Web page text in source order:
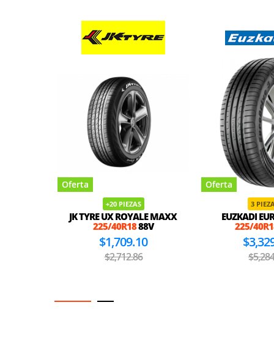
Oferta
+20 PIEZAS
JK TYRE UX ROYALE MAXX
225/40R1888V
$1,709.10
$2,712.86
Oferta
3
EUZKADI
225/